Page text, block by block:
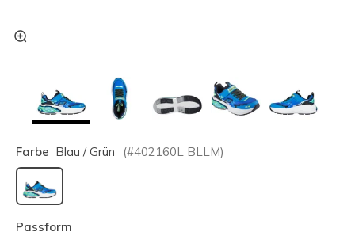
Farbe Blau / Grün (#402160L BLLM)
ausgewählt
Passform